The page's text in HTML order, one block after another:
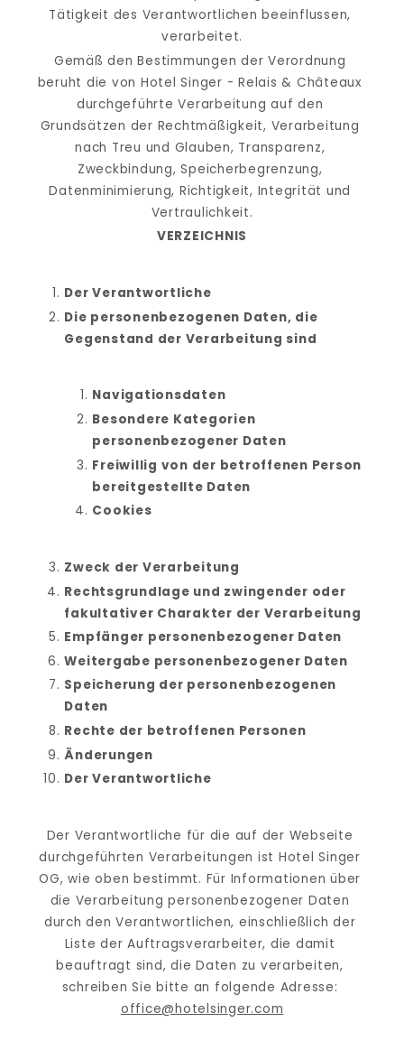
Tätigkeit des Verantwortlichen beeinflussen,
verarbeitet.
Gemäß den Bestimmungen der Verordnung
beruht die von Hotel Singer - Relais & Châteaux
durchgeführte Verarbeitung auf den
Grundsätzen der Rechtmäßigkeit, Verarbeitung
nach Treu und Glauben, Transparenz,
Zweckbindung, Speicherbegrenzung,
Datenminimierung, Richtigkeit, Integrität und
Vertraulichkeit.
VERZEICHNIS
Der Verantwortliche
Die personenbezogenen Daten, die
Gegenstand der Verarbeitung sind
Navigationsdaten
Besondere Kategorien
personenbezogener Daten
Freiwillig von der betroffenen Person
bereitgestellte Daten
Cookies
Zweck der Verarbeitung
Rechtsgrundlage und zwingender oder
fakultativer Charakter der Verarbeitung
Empfänger personenbezogener Daten
Weitergabe personenbezogener Daten
Speicherung der personenbezogenen
Daten
Rechte der betroffenen Personen
Änderungen
Der Verantwortliche
Der Verantwortliche für die auf der Webseite
durchgeführten Verarbeitungen ist Hotel Singer
OG, wie oben bestimmt. Für Informationen über
die Verarbeitung personenbezogener Daten
durch den Verantwortlichen, einschließlich der
Liste der Auftragsverarbeiter, die damit
beauftragt sind, die Daten zu verarbeiten,
schreiben Sie bitte an folgende Adresse:
office@hotelsinger.com